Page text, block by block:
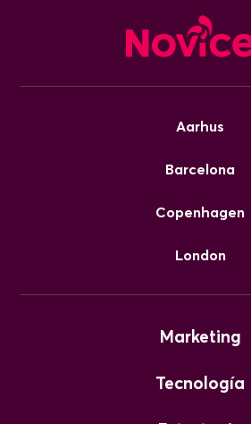
Aarhus
Barcelona
Copenhagen
London
Marketing
Tecnología